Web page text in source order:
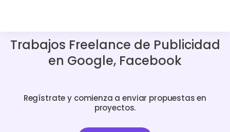
Trabajos Freelance de Publicidad
en Google, Facebook
Regístrate y comienza a enviar propuestas en
proyectos.